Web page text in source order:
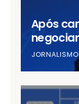
Após
JORNALISMO